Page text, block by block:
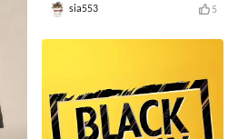
sia553 5